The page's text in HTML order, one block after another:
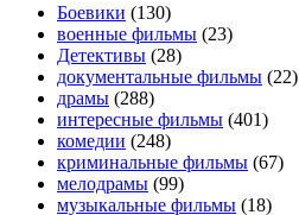
Боевики (130)
военные фильмы (23)
Детективы (28)
документальные фильмы (22)
драмы (288)
интересные фильмы (401)
комедии (248)
криминальные фильмы (67)
мелодрамы (99)
музыкальные фильмы (18)